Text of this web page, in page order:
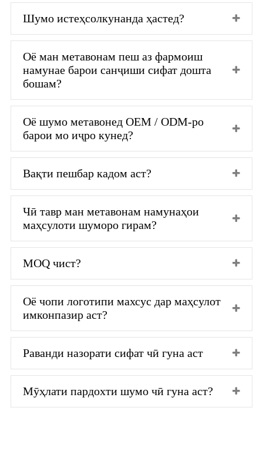
Шумо истеҳсолкунанда ҳастед?
Оё ман метавонам пеш аз фармоиш
намунае барои санҷиши сифат дошта
бошам?
Оё шумо метавонед OEM / ODM-ро
барои мо иҷро кунед?
Вақти пешбар кадом аст?
Чӣ тавр ман метавонам намунаҳои
маҳсулоти шуморо гирам?
MOQ чист?
Оё чопи логотипи махсус дар маҳсулот
имконпазир аст?
Раванди назорати сифат чӣ гуна аст
Мӯҳлати пардохти шумо чӣ гуна аст?